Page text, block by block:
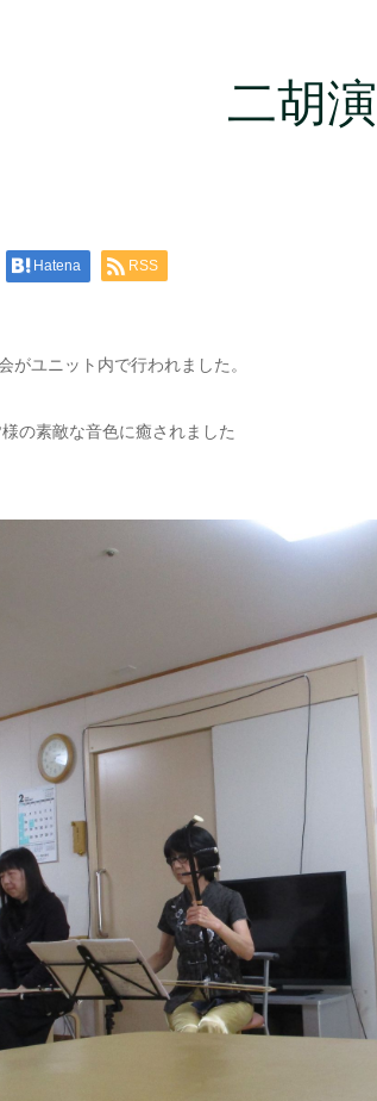
二胡
Hatena RSS
がユニット内で行われました。
の素敵な音色に癒されました